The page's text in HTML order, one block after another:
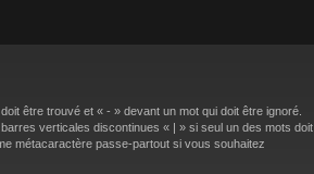
être trouvé et « - » devant un mot qui doit être ignoré.
verticales discontinues « | » si seul un des mots doit
métacaractère passe-partout si vous souhaitez